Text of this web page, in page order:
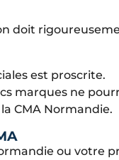
doit
est proscrite.
marques ne
CMA Normandie.
ou votre